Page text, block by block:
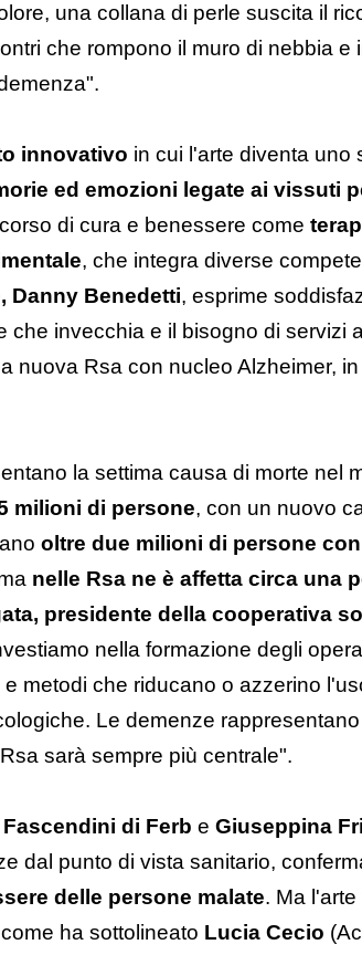
una collana di perle suscita il
che rompono il muro di nebbia e
innovativo in cui l'arte diventa uno
ed emozioni legate ai vissuti
di cura e benessere come
, che integra diverse
Danny Benedetti, esprime
che invecchia e il bisogno di servizi
nuova Rsa con nucleo Alzheimer,
la settima causa di morte nel
milioni di persone, con un nuovo
oltre due milioni di persone
nelle Rsa ne è affetta circa una
presidente della cooperativa
nella formazione degli
metodi che riducano o azzerino
Le demenze
sarà sempre più centrale".
Fascendini di Ferb eGiuseppina
dal punto di vista sanitario,
delle persone malate. Ma
ha sottolineato Lucia Cecio